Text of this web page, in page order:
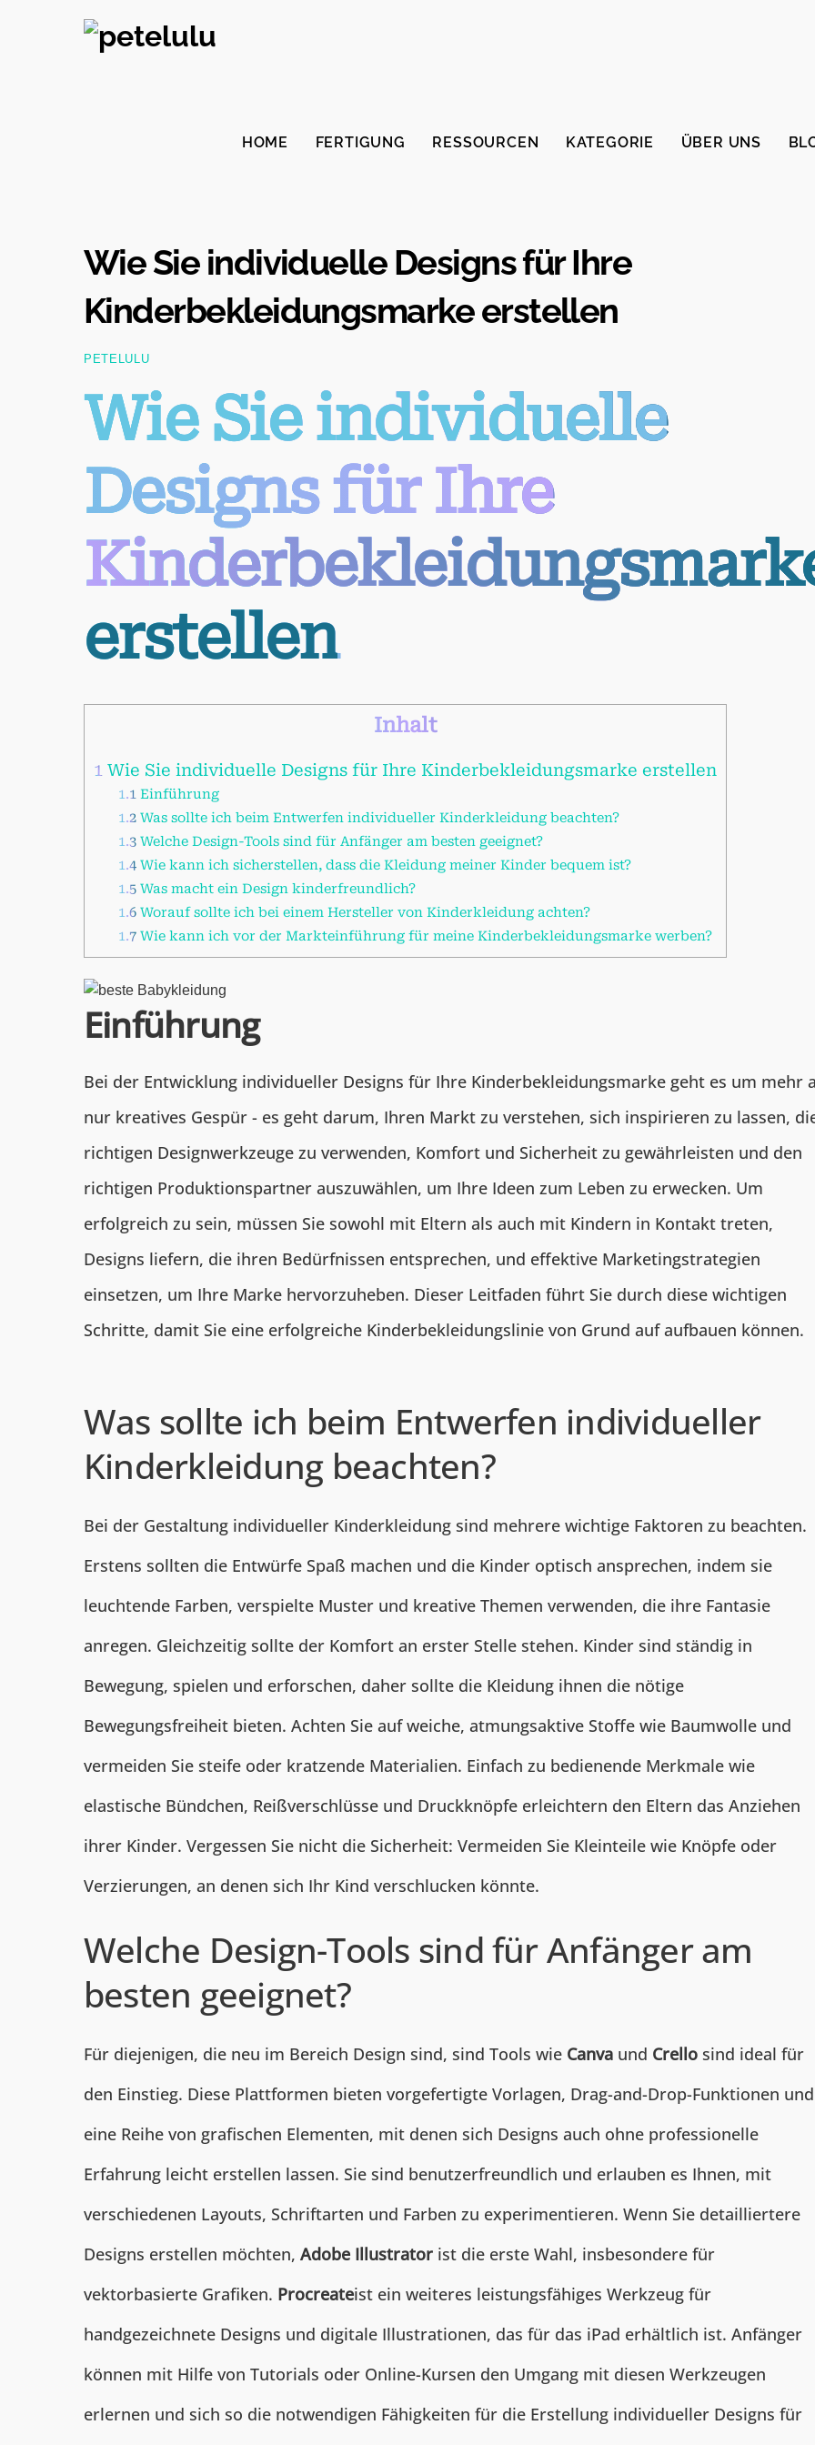
HOME FERTIGUNG RESSOURCEN KATEGORIE ÜBER UNS
Wie Sie individuelle Designs für Ihre
Kinderbekleidungsmarke erstellen
PETELULU
Wie Sie individuelle
Designs für Ihre
erstellen
Inhalt
1 Wie Sie individuelle Designs für Ihre Kinderbekleidungsmarke erstellen
1.1 Einführung
1.2 Was sollte ich beim Entwerfen individueller Kinderkleidung beachten?
1.3 Welche Design-Tools sind für Anfänger am besten geeignet?
1.4 Wie kann ich sicherstellen, dass die Kleidung meiner Kinder bequem ist?
1.5 Was macht ein Design kinderfreundlich?
1.6 Worauf sollte ich bei einem Hersteller von Kinderkleidung achten?
1.7 Wie kann ich vor der Markteinführung für meine Kinderbekleidungsmarke werben?
Einführung
Bei der Entwicklung individueller Designs für Ihre Kinderbekleidungsmarke geht es um mehr
nur kreatives Gespür - es geht darum, Ihren Markt zu verstehen, sich inspirieren zu lassen,
richtigen Designwerkzeuge zu verwenden, Komfort und Sicherheit zu gewährleisten und den
richtigen Produktionspartner auszuwählen, um Ihre Ideen zum Leben zu erwecken. Um
erfolgreich zu sein, müssen Sie sowohl mit Eltern als auch mit Kindern in Kontakt treten,
Designs liefern, die ihren Bedürfnissen entsprechen, und effektive Marketingstrategien
einsetzen, um Ihre Marke hervorzuheben. Dieser Leitfaden führt Sie durch diese wichtigen
Schritte, damit Sie eine erfolgreiche Kinderbekleidungslinie von Grund auf aufbauen können.
Was sollte ich beim Entwerfen individueller
Kinderkleidung beachten?
Bei der Gestaltung individueller Kinderkleidung sind mehrere wichtige Faktoren zu beachten.
Erstens sollten die Entwürfe Spaß machen und die Kinder optisch ansprechen, indem sie
leuchtende Farben, verspielte Muster und kreative Themen verwenden, die ihre Fantasie
anregen. Gleichzeitig sollte der Komfort an erster Stelle stehen. Kinder sind ständig in
Bewegung, spielen und erforschen, daher sollte die Kleidung ihnen die nötige
Bewegungsfreiheit bieten. Achten Sie auf weiche, atmungsaktive Stoffe wie Baumwolle und
vermeiden Sie steife oder kratzende Materialien. Einfach zu bedienende Merkmale wie
elastische Bündchen, Reißverschlüsse und Druckknöpfe erleichtern den Eltern das Anziehen
ihrer Kinder. Vergessen Sie nicht die Sicherheit: Vermeiden Sie Kleinteile wie Knöpfe oder
Verzierungen, an denen sich Ihr Kind verschlucken könnte.
Welche Design-Tools sind für Anfänger am
besten geeignet?
Für diejenigen, die neu im Bereich Design sind, sind Tools wie Canva und Crello sind ideal für
den Einstieg. Diese Plattformen bieten vorgefertigte Vorlagen, Drag-and-Drop-Funktionen und
eine Reihe von grafischen Elementen, mit denen sich Designs auch ohne professionelle
Erfahrung leicht erstellen lassen. Sie sind benutzerfreundlich und erlauben es Ihnen, mit
verschiedenen Layouts, Schriftarten und Farben zu experimentieren. Wenn Sie detailliertere
Designs erstellen möchten, Adobe Illustrator ist die erste Wahl, insbesondere für
vektorbasierte Grafiken. Procreateist ein weiteres leistungsfähiges Werkzeug für
handgezeichnete Designs und digitale Illustrationen, das für das iPad erhältlich ist. Anfänger
können mit Hilfe von Tutorials oder Online-Kursen den Umgang mit diesen Werkzeugen
erlernen und sich so die notwendigen Fähigkeiten für die Erstellung individueller Designs für